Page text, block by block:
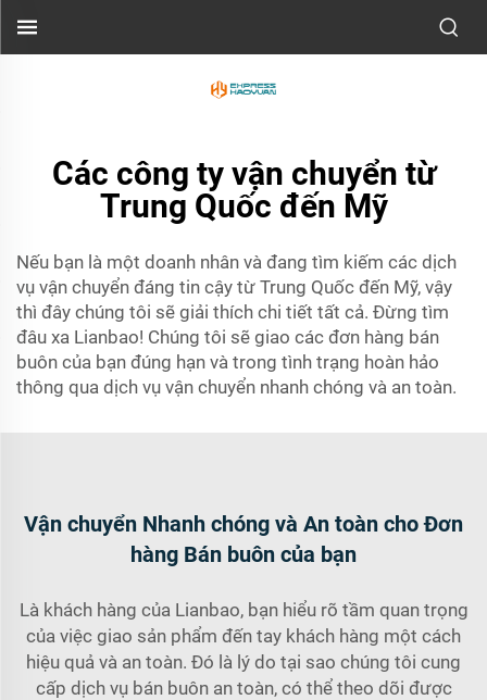
Các công ty vận chuyển từ
Trung Quốc đến Mỹ
Nếu bạn là một doanh nhân và đang tìm kiếm các dịch
vụ vận chuyển đáng tin cậy từ Trung Quốc đến Mỹ, vậy
thì đây chúng tôi sẽ giải thích chi tiết tất cả. Đừng tìm
đâu xa Lianbao! Chúng tôi sẽ giao các đơn hàng bán
buôn của bạn đúng hạn và trong tình trạng hoàn hảo
thông qua dịch vụ vận chuyển nhanh chóng và an toàn.
Vận chuyển Nhanh chóng và An toàn cho Đơn
hàng Bán buôn của bạn
Là khách hàng của Lianbao, bạn hiểu rõ tầm quan trọng
của việc giao sản phẩm đến tay khách hàng một cách
hiệu quả và an toàn. Đó là lý do tại sao chúng tôi cung
cấp dịch vụ bán buôn an toàn, có thể theo dõi được